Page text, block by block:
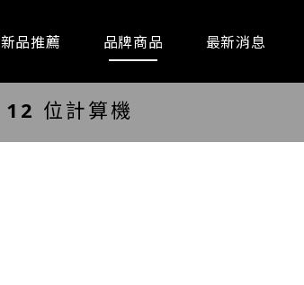
新品推薦 品牌商品 最新消息
12 位計算機